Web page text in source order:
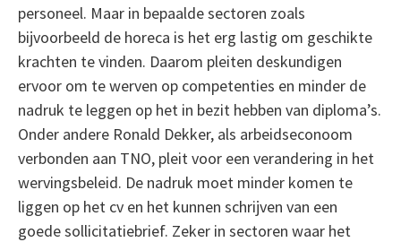
personeel. Maar in bepaalde sectoren zoals
bijvoorbeeld de horeca is het erg lastig om geschikte
krachten te vinden. Daarom pleiten deskundigen
ervoor om te werven op competenties en minder de
nadruk te leggen op het in bezit hebben van diploma’s.
Onder andere Ronald Dekker, als arbeidseconoom
verbonden aan TNO, pleit voor een verandering in het
wervingsbeleid. De nadruk moet minder komen te
liggen op het cv en het kunnen schrijven van een
goede sollicitatiebrief. Zeker in sectoren waar het